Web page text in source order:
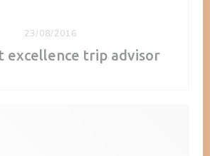
23/08/2016
excellence trip advisor